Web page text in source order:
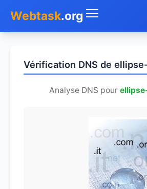
Webtask.org
Whois
Vérification DNS de
Analyse DNS pour